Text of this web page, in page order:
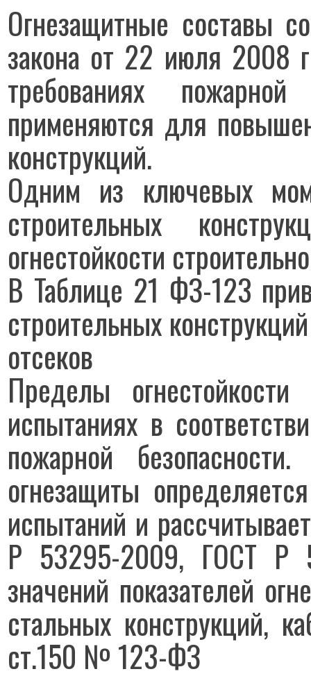
Огнезащитные составы
закона от 22 июля 2008
требованиях
применяются для
конструкций.
Одним из ключевых
строительных
огнестойкости
В Таблице 21 ФЗ-123
строительных
отсеков
Пределы
испытаниях в
пожарной
огнезащиты
испытаний и
Р 53295-2009, ГОСТ Р
значений показателей
стальных конструкций,
ст.150 № 123-ФЗ